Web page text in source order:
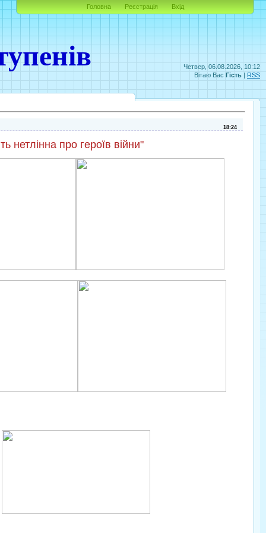
Четвер, 06.08.2026, 10:12
Вітаю Вас Гість | RSS
Головна Реєстрація Вхід
18:24
нетлінна про героїв війни"